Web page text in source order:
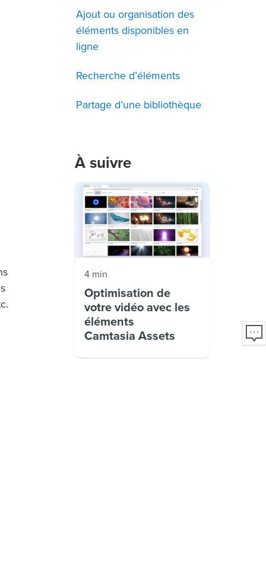
Ajout ou organisation des
éléments disponibles en
ligne
Recherche d’éléments
Partage d’une bibliothèque
À suivre
4 min
Optimisation de
votre vidéo avec les
éléments
Camtasia Assets